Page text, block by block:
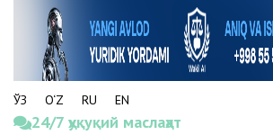
ЎЗ O‘Z RU EN
24/7 ҳуқуқий маслаҳат